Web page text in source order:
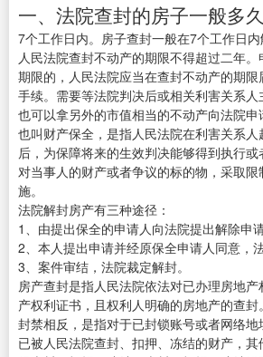
一、法院查封的房子一般多
7个工作日内。房子查封一般在7个工作日内
人民法院查封不动产的期限不得超过二年
期限的，人民法院应当在查封不动产的期
手续。需要等法院判决后或相关利害关系
也可以拿另外的市值相当的不动产向法院
也叫财产保全，是指人民法院在利害关系
后，为保障将来的生效判决能够得到执行或
对当事人的财产或者争议的标的物，采取
施。
法院解封房产有三种途径：
1、由提出保全的申请人向法院提出解除申
2、本人提出申请并经原保全申请人同意，
3、案件审结，法院裁定解封。
房产查封是指人民法院依法对已办理房地
产权利证书，且权利人明确的房地产的查
封禁相反，是指对于已封锁账号或者网络
已被人民法院查封、扣押、冻结的财产，